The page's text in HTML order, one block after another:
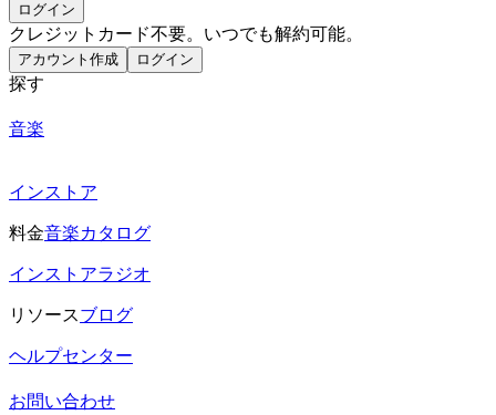
ログイン
クレジットカード不要。いつでも解約可能。
アカウント作成 ログイン
探す
音楽
インストア
料金音楽カタログ
インストアラジオ
リソースブログ
ヘルプセンター
お問い合わせ